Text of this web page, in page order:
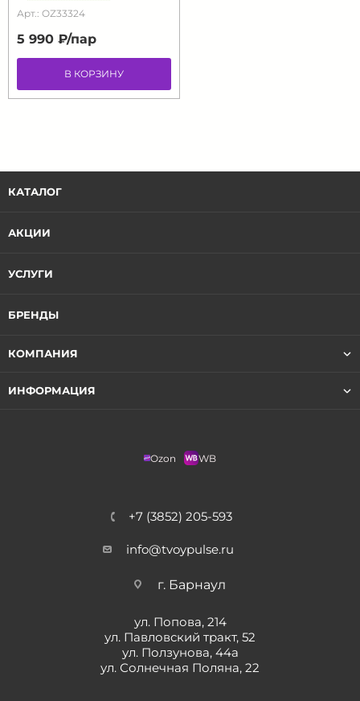
Арт.: OZ33324
5 990 ₽/пар
В КОРЗИНУ
КАТАЛОГ
АКЦИИ
УСЛУГИ
БРЕНДЫ
КОМПАНИЯ
ИНФОРМАЦИЯ
Ozon WB
+7 (3852) 205-593
info@tvoypulse.ru
г. Барнаул
ул. Попова, 214
ул. Павловский тракт, 52
ул. Ползунова, 44а
ул. Солнечная Поляна, 22